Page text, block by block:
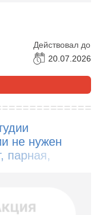
Действовал до
20.07.2026
не нужен
парная,